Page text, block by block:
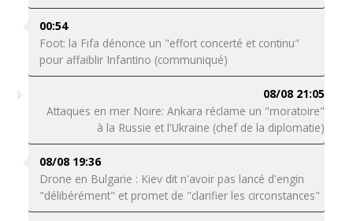
00:54
Foot: la Fifa dénonce un "effort concerté et continu"
pour affaiblir Infantino (communiqué)
08/08 21:05
Attaques en mer Noire: Ankara réclame un "moratoire"
à la Russie et l'Ukraine (chef de la diplomatie)
08/08 19:36
Drone en Bulgarie : Kiev dit n'avoir pas lancé d'engin
"délibérément" et promet de "clarifier les circonstances"